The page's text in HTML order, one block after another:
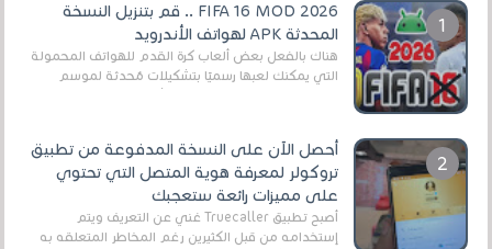
FIFA 16 MOD 2026 .. قم بتنزيل النسخة
المحدثة APK لهواتف الأندرويد
هناك بالفعل بعض ألعاب كرة القدم للهواتف المحمولة
التي يمكنك لعبها رسميًا بتشكيلات مُحدثة لموسم
أحصل الآن على النسخة المدفوعة من تطبيق
تروكولر لمعرفة هوية المتصل التي تحتوي
على مميزات رائعة ستعجبك
أصبح تطبيق Truecaller غني عن التعريف ويتم
إستخدامه من قبل الكثيرين رغم المخاطر المتعلقه به